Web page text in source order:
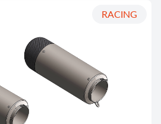
RACING